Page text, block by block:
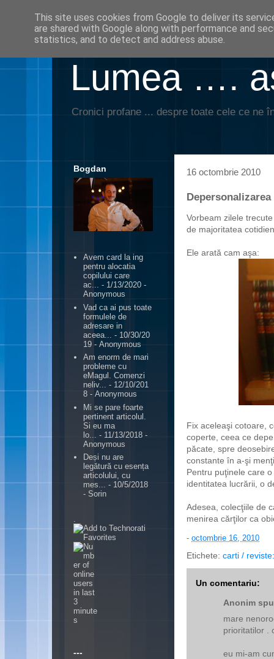
Lumea ….
Cronici profane ... despre toate cele ce ne
16 octombrie 2010
Vorbeam zilele
de majoritatea
Ele arată cam aşa:
Fix aceleaşi cotoare,
coperte, ceea ce
păcate, spre
constante în a-şi
Pentru puţinele care
identitatea lucrării, o
Adesea, colecţiile de
menirea cărţilor ca
- octombrie 16, 2010
Etichete: carti /
Un comentariu:
Anonim
mare
prioritatilor .
eu mi-am
Bogdan
Avem card la ing
pentru alocatia
copilului care
ac... - 1/13/2020 -
Anonymous
Vad ca ai pus toate
formulele de
adresare in
aceea...
- 10/30/20
19 - Anonymous
Am enorm de mari
probleme cu
eMagul. Comenzi
neliv... - 12/10/201
8 - Anonymous
Mi se pare foarte
pertinent articolul.
Si eu ma
lo...
- 11/13/2018 -
Anonymous
Deși nu are
legătură cu esența
articolului, cu
mes... - 10/5/2018
- Sorin
---
This site uses cookies from Google to deliver its
are shared with Google along with performance and
statistics, and to detect and address abuse.